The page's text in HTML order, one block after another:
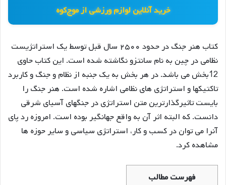
خرید آنلاین لوازم ورزشی از موج‌کوه
کتاب هنر جنگ در حدود ۲۵۰۰ سال قبل توسط یک استراتژیست
نظامی در چین به نام سانتزو نگاشته شده است. این کتاب حاوی
12بخش می باشد. در هر بخش به یک جنبه از نظام و جنگ و کاربرد
تاکتیکها و استراتژی های نظامی اشاره شده است. هنر جنگ را
بایست تاثیرگذارترین متن استراتژی در جنگهای آسیای شرقی
دانست. که البته اثر آن به واقع جهانگیر بوده است. امروزه رد پای
آنرا می توان در کسب و کار، استراتژی سیاسی و سایر حوزه ها
مشاهده کرد.
فهرست مطالب